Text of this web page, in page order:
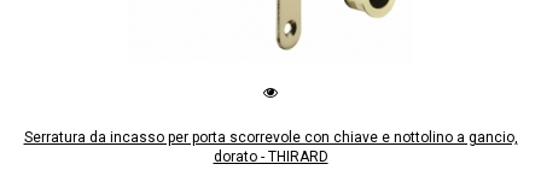
Serratura da incasso per porta scorrevole con chiave e nottolino a gancio,
dorato - THIRARD